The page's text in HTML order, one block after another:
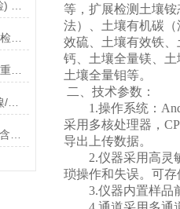
全面解读快检试剂包（含常见土壤重金属快检）是什么？
土壤重金属检测仪铅/铬/镉/汞/砷/镍/铝/氟/钛/硒
等，扩展检测土壤
法）、土壤有机碳
效硫、土壤有效铁
钙、土壤全量镁、
土壤全量钼等。
二、技术参数：
1.操作系统：
采用多核处理器，
导出上传数据。
2.仪器采用高灵
琐操作和失误。可
3.仪器内置样品